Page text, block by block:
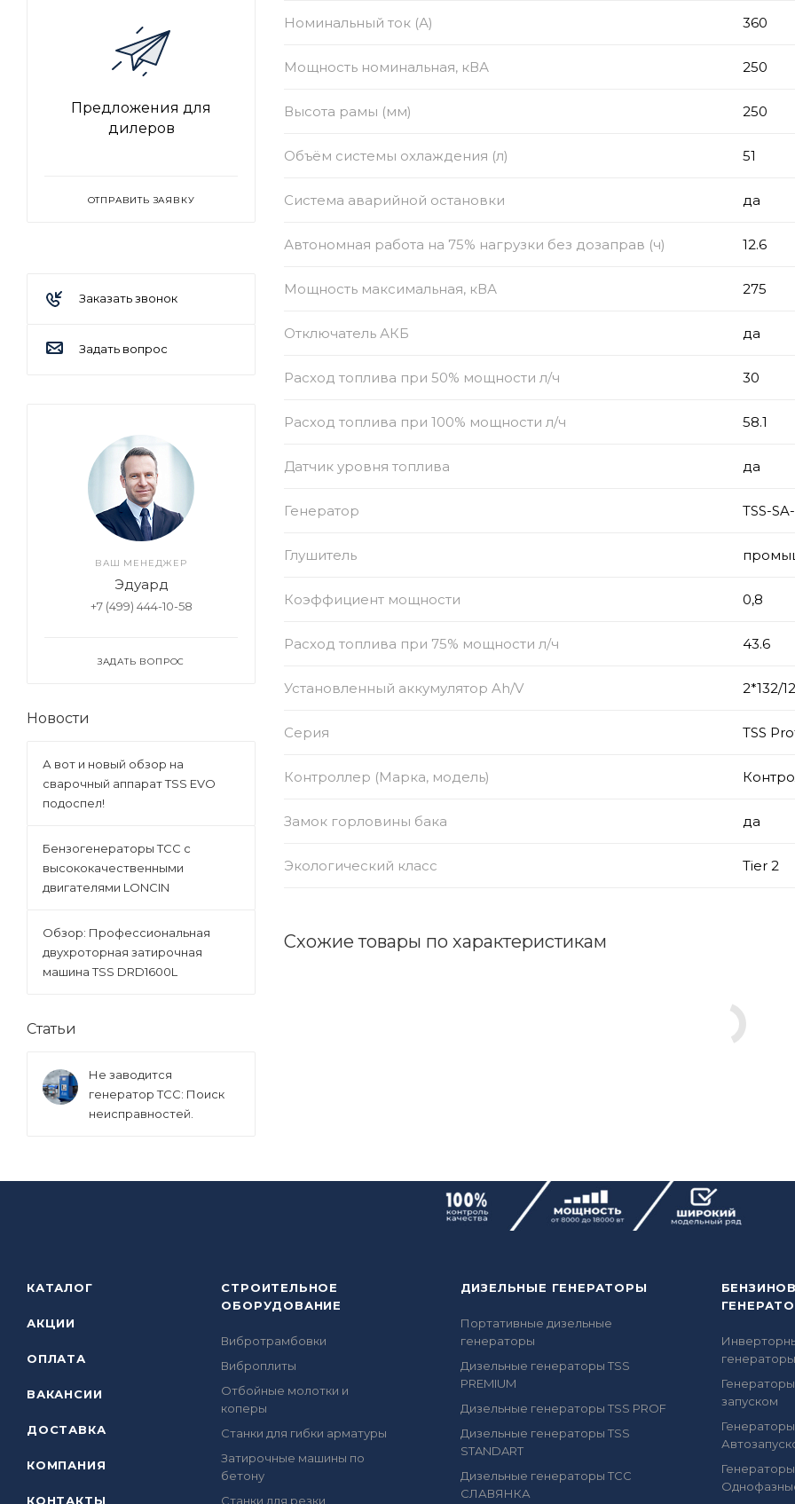
Номинальный ток (А) 360
Мощность номинальная, кВА 250
Высота рамы (мм) 250
Объём системы охлаждения (л) 51
Система аварийной остановки да
Автономная работа на 75% нагрузки без дозаправ (ч) 12.6
Мощность максимальная, кВА 275
Отключатель АКБ да
Расход топлива при 50% мощности л/ч 30
Расход топлива при 100% мощности л/ч 58.1
Датчик уровня топлива да
Генератор TSS-
Глушитель
Коэффициент мощности 0,8
Расход топлива при 75% мощности л/ч 43.6
Установленный аккумулятор Ah/V 2*132/12
Серия TSS
Контроллер (Марка, модель)
Замок горловины бака да
Экологический класс Tier 2
Схожие товары по характеристикам
Предложения для
дилеров
ОТПРАВИТЬ ЗАЯВКУ
Заказать звонок
Задать вопрос
ВАШ МЕНЕДЖЕР
Эдуард
+7 (499) 444-10-58
ЗАДАТЬ ВОПРОС
Новости
А вот и новый обзор на
сварочный аппарат TSS EVO
подоспел!
Бензогенераторы ТСС с
высококачественными
двигателями LONCIN
Обзор: Профессиональная
двухроторная затирочная
машина TSS DRD1600L
Статьи
Не заводится
генератор ТСС: Поиск
неисправностей.
КАТАЛОГ
АКЦИИ
ОПЛАТА
ВАКАНСИИ
ДОСТАВКА
КОМПАНИЯ
КОНТАКТЫ
СТРОИТЕЛЬНОЕ
ОБОРУДОВАНИЕ
Вибротрамбовки
Виброплиты
Отбойные молотки и
коперы
Станки для гибки арматуры
Затирочные машины по
бетону
Станки для резки
ДИЗЕЛЬНЫЕ ГЕНЕРАТОРЫ
Портативные дизельные
генераторы
Дизельные генераторы TSS
PREMIUM
Дизельные генераторы TSS PROF
Дизельные генераторы TSS
STANDART
Дизельные генераторы ТСС
СЛАВЯНКА
генераторы
запуском
Генераторы